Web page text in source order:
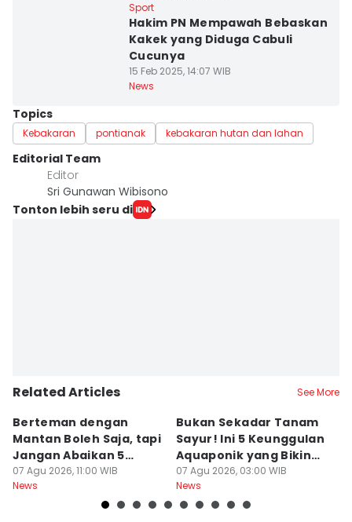
Sport
Hakim PN Mempawah Bebaskan
Kakek yang Diduga Cabuli
Cucunya
15 Feb 2025, 14:07 WIB
News
Topics
Kebakaran pontianak kebakaran hutan dan lahan
Editorial Team
Editor
Sri Gunawan Wibisono
Tonton lebih seru di
Related Articles See More
Berteman dengan
Mantan Boleh Saja, tapi
Jangan Abaikan 5
Aturan Ini
07 Agu 2026, 11:00 WIB
News
Bukan Sekadar Tanam
Sayur! Ini 5 Keunggulan
Aquaponik yang Bikin
Takjub
07 Agu 2026, 03:00 WIB
News